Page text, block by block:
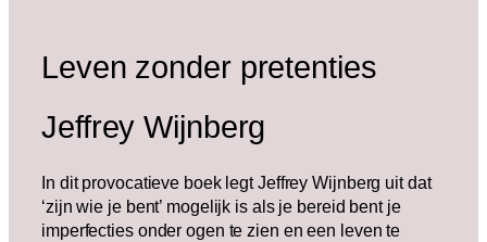
Leven zonder pretenties
Jeffrey Wijnberg
In dit provocatieve boek legt Jeffrey Wijnberg uit dat
‘zijn wie je bent’ mogelijk is als je bereid bent je
imperfecties onder ogen te zien en een leven te